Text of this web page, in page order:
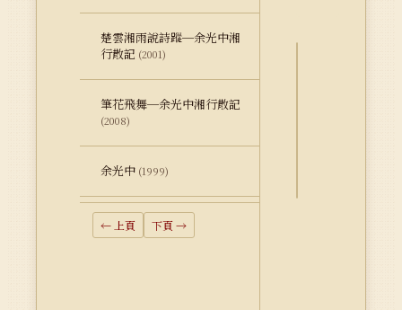
楚雲湘雨說詩蹤─余光中湘
行散記 (2001)
筆花飛舞─余光中湘行散記
(2008)
余光中 (1999)
← 上頁 下頁 →